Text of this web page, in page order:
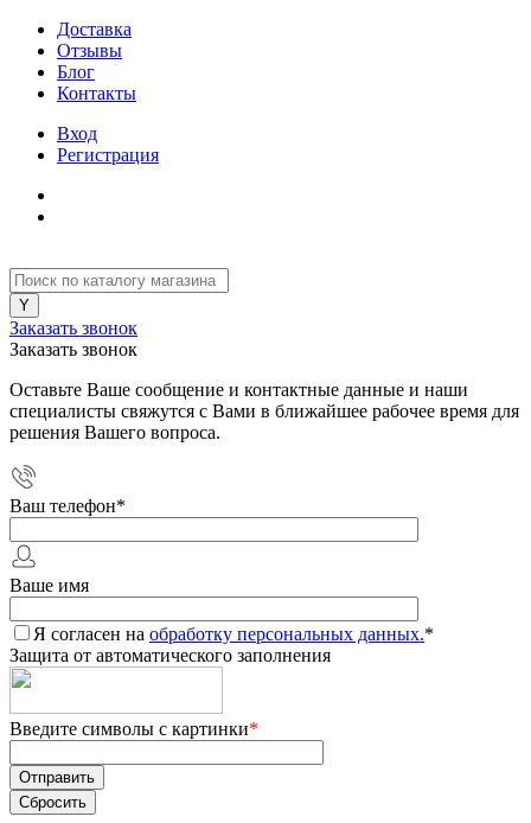
Доставка
Отзывы
Блог
Контакты
Вход
Регистрация
Заказать звонок
Заказать звонок
Оставьте Ваше сообщение и контактные данные и наши
специалисты свяжутся с Вами в ближайшее рабочее время для
решения Вашего вопроса.
Ваш телефон*
Ваше имя
Я согласен на обработку персональных данных.*
Защита от автоматического заполнения
Введите символы с картинки*